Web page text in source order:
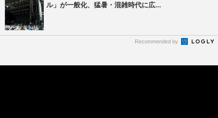
ル」が一般化、猛暑・混雑時代に広...
Recommended by